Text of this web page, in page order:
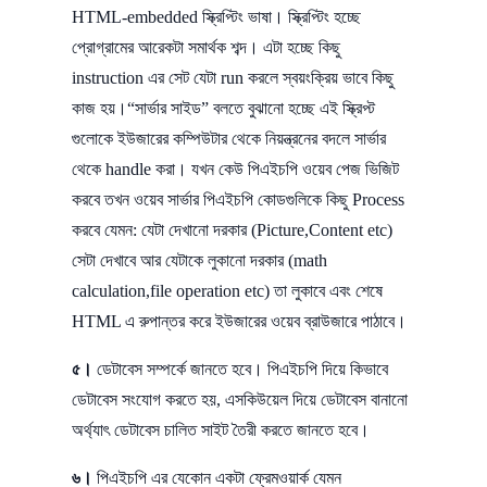
HTML-embedded স্ক্রিপ্টিং ভাষা। স্ক্রিপ্টিং হচ্ছে
প্রোগ্রামের আরেকটা সমার্থক শব্দ। এটা হচ্ছে কিছু
instruction এর সেট যেটা run করলে স্বয়ংক্রিয় ভাবে কিছু
কাজ হয়।“সার্ভার সাইড” বলতে বুঝানো হচ্ছে এই স্ক্রিপ্ট
গুলোকে ইউজারের কম্পিউটার থেকে নিয়ন্ত্রনের বদলে সার্ভার
থেকে handle করা। যখন কেউ পিএইচপি ওয়েব পেজ ভিজিট
করবে তখন ওয়েব সার্ভার পিএইচপি কোডগুলিকে কিছু Process
করবে যেমন: যেটা দেখানো দরকার (Picture,Content etc)
সেটা দেখাবে আর যেটাকে লুকানো দরকার (math
calculation,file operation etc) তা লুকাবে এবং শেষে
HTML এ রুপান্তর করে ইউজারের ওয়েব ব্রাউজারে পাঠাবে।
৫। ডেটাবেস সম্পর্কে জানতে হবে। পিএইচপি দিয়ে কিভাবে
ডেটাবেস সংযোগ করতে হয়, এসকিউয়েল দিয়ে ডেটাবেস বানানো
অর্থ্যাৎ ডেটাবেস চালিত সাইট তৈরী করতে জানতে হবে।
৬। পিএইচপি এর যেকোন একটা ফ্রেমওয়ার্ক যেমন